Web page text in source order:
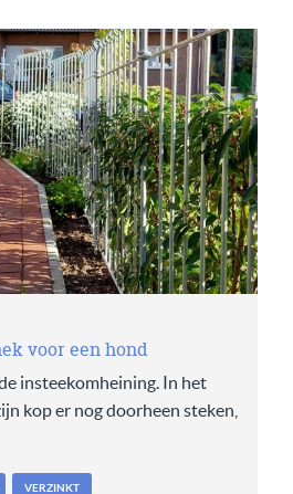
voor een hond
insteekomheining. In het
kop er nog doorheen steken,
VERZINKT